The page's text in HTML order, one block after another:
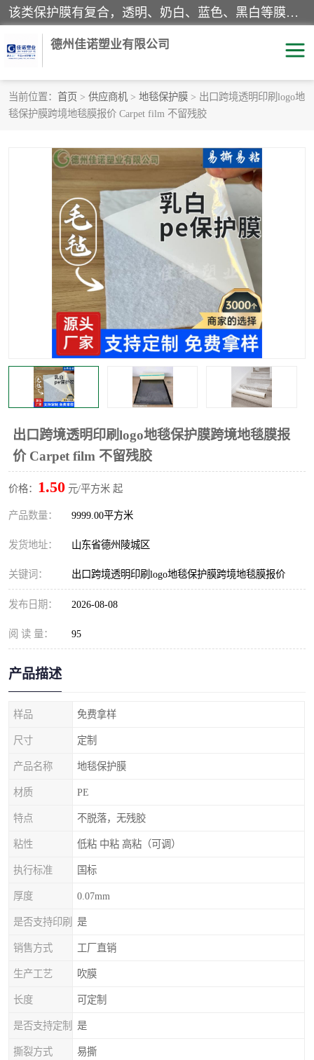
该类保护膜有复合，透明、奶白、蓝色、黑白等膜型。特高粘，高粘，中高粘，中粘，中低粘，低粘等。对于不同的粘力要求有相应的产品相适配。无胶渍残留污染。在较宽的收卷幅度下平整无皱纹，收卷长度大，利于机械化及自动化施工粘贴。为您的产品提供的表面保护解决方案。 产品广泛适用于：铝材、不锈钢、金属、塑料、电子、家电、家具、玻璃、化工材料、装饰材料等。
德州佳诺塑业有限公司
当前位置： 首页 > 供应商机 > 地毯保护膜 > 出口跨境透明印刷logo地
毯保护膜跨境地毯膜报价 Carpet film 不留残胶
出口跨境透明印刷logo地毯保护膜跨境地毯膜报
价 Carpet film 不留残胶
价格： 1.50 元/平方米 起
产品数量： 9999.00平方米
发货地址： 山东省德州陵城区
关键词： 出口跨境透明印刷logo地毯保护膜跨境地毯膜报价
发布日期： 2026-08-08
阅 读 量： 95
产品描述
样品 免费拿样
尺寸 定制
产品名称 地毯保护膜
材质 PE
特点 不脱落，无残胶
粘性 低粘 中粘 高粘（可调）
执行标准 国标
厚度 0.07mm
是否支持印刷 是
销售方式 工厂直销
生产工艺 吹膜
长度 可定制
是否支持定制 是
撕裂方式 易撕
pe保护膜 包装膜
地毯保护膜 家具保护膜
透明保护膜
黑白保护膜 乳白保护膜
明蓝保护膜 纯黑保护膜
印字保护膜 彩钢板保护膜
不绣钢板保护膜 两边上胶保护膜
窗缝阻风胶带 铝板保护膜
不锈钢板保护膜 一次性隔离膜